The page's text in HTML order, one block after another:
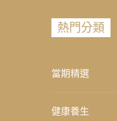
熱門分類
當期精選
健康養生